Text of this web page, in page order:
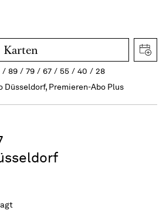
Karten
89 79 67 55 40
28
Düsseldorf, Premieren-Abo Plus